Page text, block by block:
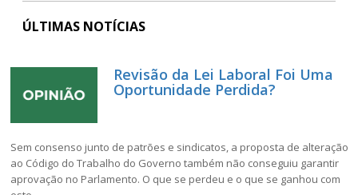
ÚLTIMAS NOTÍCIAS
Revisão da Lei Laboral Foi Uma
Oportunidade Perdida?
Sem consenso junto de patrões e sindicatos, a proposta de alteração
ao Código do Trabalho do Governo também não conseguiu garantir
aprovação no Parlamento. O que se perdeu e o que se ganhou com